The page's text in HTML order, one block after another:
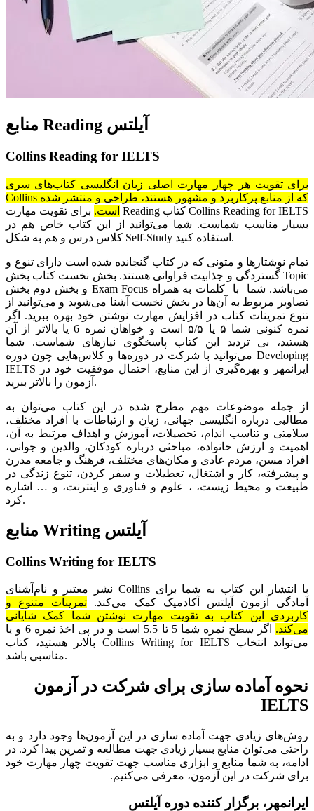
منابع Reading آیلتس
Collins Reading for IELTS
برای تقویت هر چهار مهارت اصلی زبان انگلیسی کتاب‌های سری
Collins که از منابع پرکاربرد و مشهور هستند، طراحی و منتشر شده
است. برای تقویت مهارت Reading کتاب Collins Reading for IELTS
بسیار مناسب شماست. شما می‌توانید از این کتاب خاص هم در
کلاس درس و هم به شکل Self-Study استفاده کنید.
تمام نوشتارها و متونی که در کتاب گنجانده شده است دارای تنوع و
گستردگی و جذابیت فراوانی هستند. بخش نخست کتاب بخش Topic
و بخش دوم بخش Exam Focus می‌باشد. ‌شما با کلمات به همراه
تصاویر مربوط به آن‌ها در بخش نخست آشنا می‌شوید و می‌توانید از
تنوع تمرینات کتاب در افزایش مهارت نوشتن خود بهره ببرید. اگر
نمره کنونی شما ۵ یا ۵/۵ است و خواهان نمره 6 یا بالاتر از آن
هستید، بی تردید این کتاب پاسخگوی نیازهای شماست. شما
می‌توانید با شرکت در دوره‌ها و کلاس‌هایی چون دوره Developing
IELTS ایرانمهر و بهره‌گیری از این منابع، احتمال موفقیت خود در
آزمون را بالاتر ببرید.
از جمله موضوعات مهم مطرح شده در این کتاب می‌توان به
مطالبی درباره انگلیسی جهانی، زبان و ارتباطات با افراد مختلف،
سلامتی و تناسب اندام، تحصیلات، آموزش و اهداف مرتبط به آن،
اهمیت و ارزش خانواده، مباحثی درباره کودکان، والدین و جوانی،
افراد مسن، مردم عادی و مکان‌های مختلف، فرهنگ و جامعه مدرن
و پیشرفته، کار و اشتغال، تعطیلات و سفر کردن، تنوع زندگی در
طبیعت و محیط زیست، ، علوم و فناوری و اینترنت، و … اشاره
کرد.
منابع Writing آیلتس
Collins Writing for IELTS
نشر معتبر و نام‌آشنای Collins با انتشار این کتاب به شما برای
آمادگی آزمون آیلتس آکادمیک کمک می‌کند. تمرینات متنوع و
کاربردی این کتاب به تقویت مهارت نوشتن شما کمک شایانی
می‌کند.
اگر سطح نمره شما 5 تا 5.5 است و در پی اخذ نمره 6 و یا
بالاتر هستید، کتاب Collins Writing for IELTS می‌تواند انتخاب
مناسبی باشد.
نحوه آماده سازی برای شرکت در آزمون
IELTS
روش‌های زیادی جهت آماده سازی در این آزمون‌ها وجود دارد و به
راحتی می‌توان منابع بسیار زیادی جهت مطالعه و تمرین پیدا کرد. در
ادامه، به شما منابع و ابزاری مناسب جهت تقویت چهار مهارت خود
برای شرکت در این آزمون، معرفی می‌کنیم.
ایرانمهر، برگزار کننده‌ دوره‌ آیلتس